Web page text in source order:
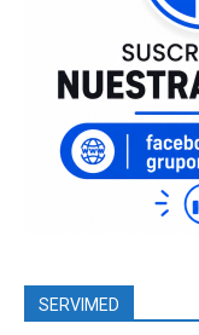
SERVIMED